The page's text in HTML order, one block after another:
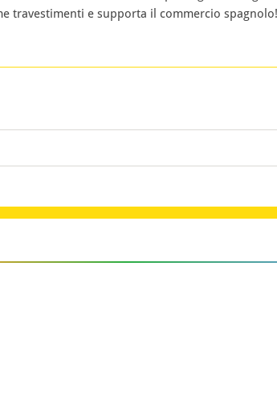
travestimenti e supporta il commercio spagnolo!